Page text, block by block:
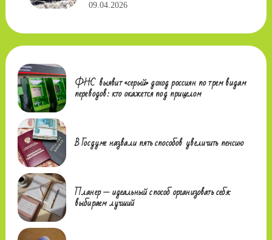
09.04.2026
ФНС выявит «серый» доход россиян по трем видам
переводов: кто окажется под прицелом
В Госдуме назвали пять способов увеличить пенсию
Планер — идеальный способ организовать себя:
выбираем лучший